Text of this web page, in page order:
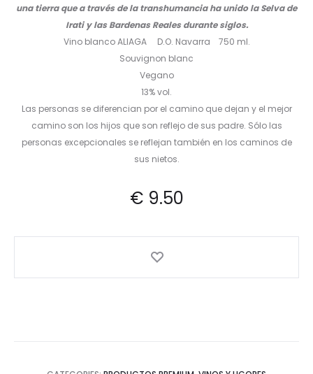
una tierra que a través de la transhumancia ha unido la Selva de
Irati y las Bardenas Reales durante siglos.
Vino blanco ALIAGA D.O. Navarra 750 ml.
Souvignon blanc
Vegano
13% vol.
Las personas se diferencian por el camino que dejan y el mejor
camino son los hijos que son reflejo de sus padre. Sólo las
personas excepcionales se reflejan también en los caminos de
sus nietos.
€ 9.50